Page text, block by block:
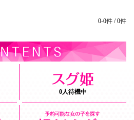
0-0件 / 0件
0人待機中